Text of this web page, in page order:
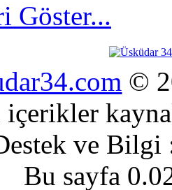
Göster...
©
ve
Bu sayfa